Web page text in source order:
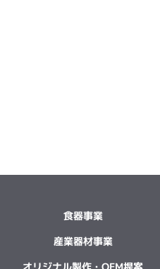
食器事業
産業器材事業
オリジナル製作・OEM提案